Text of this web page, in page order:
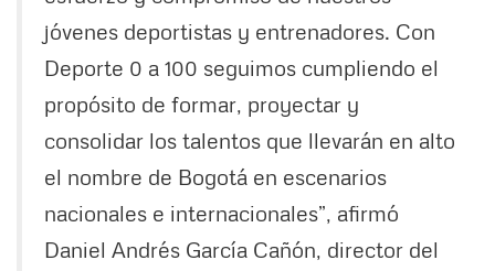
jóvenes deportistas y entrenadores. Con
Deporte 0 a 100 seguimos cumpliendo el
propósito de formar, proyectar y
consolidar los talentos que llevarán en alto
el nombre de Bogotá en escenarios
nacionales e internacionales”, afirmó
Daniel Andrés García Cañón, director del